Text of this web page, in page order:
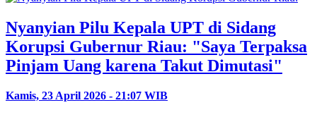
Nyanyian Pilu Kepala UPT di Sidang
Korupsi Gubernur Riau: "Saya Terpaksa
Pinjam Uang karena Takut Dimutasi"
Kamis, 23 April 2026 - 21:07 WIB